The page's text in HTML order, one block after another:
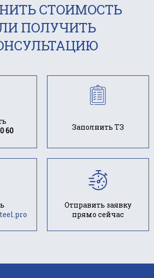
СТОИМОСТЬ
ПОЛУЧИТЬ
60
Заполнить ТЗ
Отправить заявку
прямо сейчас